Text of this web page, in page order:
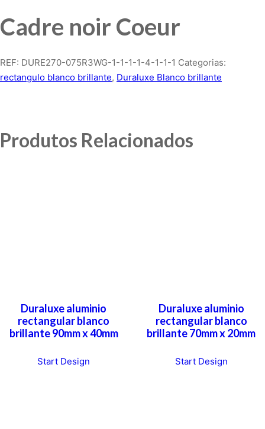
Cadre noir Coeur
REF: DURE270-075R3WG-1-1-1-1-4-1-1-1 Categorias:
rectangulo blanco brillante, Duraluxe Blanco brillante
Produtos Relacionados
Duraluxe aluminio
rectangular blanco
brillante 90mm x 40mm
Start Design
Duraluxe aluminio
rectangular blanco
brillante 70mm x 20mm
Start Design